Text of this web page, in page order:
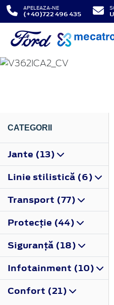
APELEAZA-NE
(+40)722 496 435
TRANSIT
CATEGORII
Jante (13)
Linie stilistică (6)
Transport (77)
Protecţie (44)
Siguranţă (18)
Infotainment (10)
Confort (21)